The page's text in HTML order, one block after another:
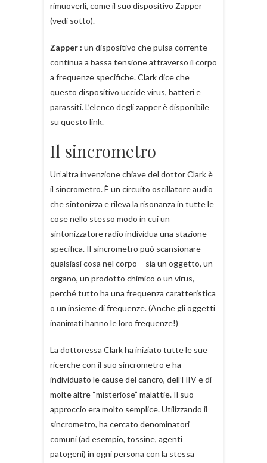
rimuoverli, come il suo dispositivo Zapper
(vedi sotto).
Zapper : un dispositivo che pulsa corrente
continua a bassa tensione attraverso il corpo
a frequenze specifiche. Clark dice che
questo dispositivo uccide virus, batteri e
parassiti. L’elenco degli zapper è disponibile
su questo link.
Il sincrometro
Un’altra invenzione chiave del dottor Clark è
il sincrometro. È un circuito oscillatore audio
che sintonizza e rileva la risonanza in tutte le
cose nello stesso modo in cui un
sintonizzatore radio individua una stazione
specifica. Il sincrometro può scansionare
qualsiasi cosa nel corpo – sia un oggetto, un
organo, un prodotto chimico o un virus,
perché tutto ha una frequenza caratteristica
o un insieme di frequenze. (Anche gli oggetti
inanimati hanno le loro frequenze!)
La dottoressa Clark ha iniziato tutte le sue
ricerche con il suo sincrometro e ha
individuato le cause del cancro, dell’HIV e di
molte altre “misteriose” malattie. Il suo
approccio era molto semplice. Utilizzando il
sincrometro, ha cercato denominatori
comuni (ad esempio, tossine, agenti
patogeni) in ogni persona con la stessa